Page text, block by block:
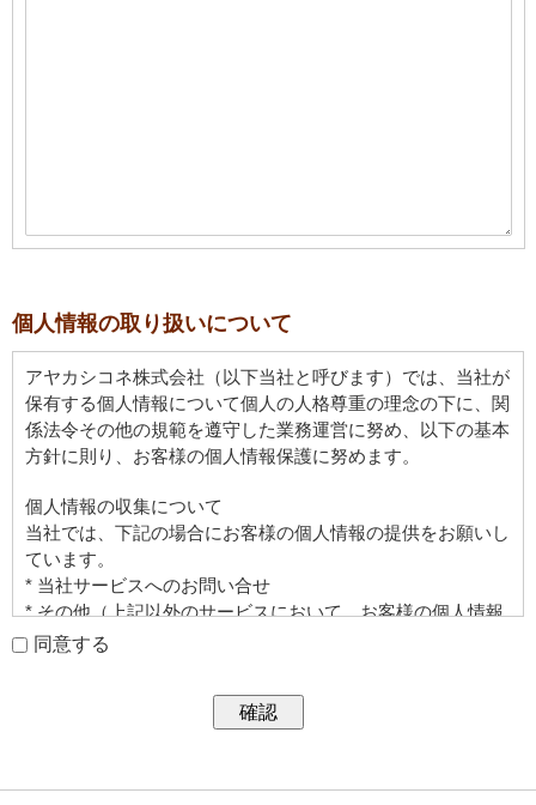
個人情報の取り扱いについて
アヤカシコネ株式会社（以下当社と呼びます）では、当社が
保有する個人情報について個人の人格尊重の理念の下に、関
係法令その他の規範を遵守した業務運営に努め、以下の基本
方針に則り、お客様の個人情報保護に努めます。
個人情報の収集について
当社では、下記の場合にお客様の個人情報の提供をお願いし
ています。
* 当社サービスへのお問い合せ
* その他（上記以外のサービスにおいて、お客様の個人情報
をいただく場合には、その目的、内容、個人情報の取り扱い
ご提供いただく情報は、当社の利用状況の把握、およびサー
同意する